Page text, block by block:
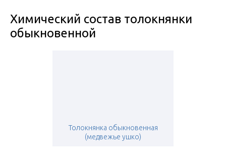
Химический состав толокнянки
обыкновенной
Толокнянка обыкновенная
(медвежье ушко)